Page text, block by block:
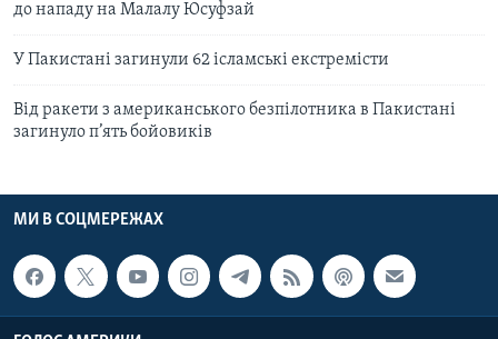
до нападу на Малалу Юсуфзай
У Пакистані загинули 62 ісламські екстремісти
Від ракети з американського безпілотника в Пакистані
загинуло п’ять бойовиків
МИ В СОЦМЕРЕЖАХ